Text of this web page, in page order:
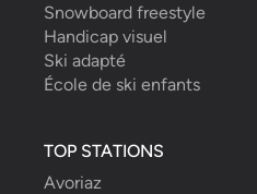
Snowboard freestyle
Handicap visuel
Ski adapté
École de ski enfants
TOP STATIONS
Avoriaz